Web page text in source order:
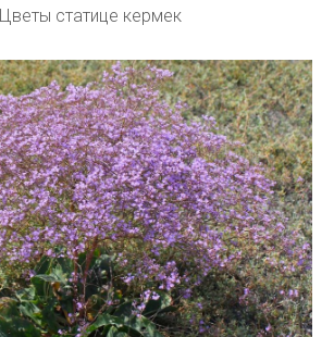
Цветы статице кермек